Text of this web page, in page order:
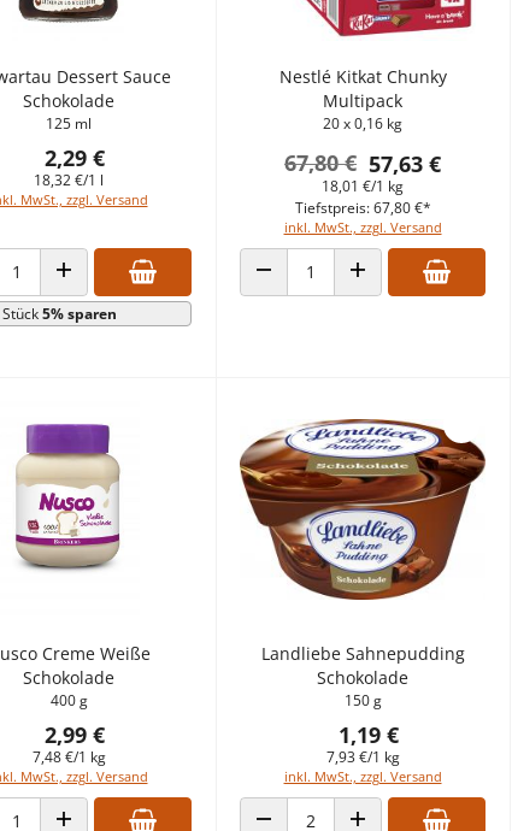
Dessert Sauce
Schokolade
125 ml
2,29 €
18,32 €/1 l
MwSt., zzgl. Versand
VERRINGERN
ANZAHL ERHÖHEN
5% sparen
Nestlé Kitkat Chunky
Multipack
20 x 0,16 kg
57,63 €
67,80 €
18,01 €/1 kg
inkl. MwSt., zzgl. Versand
Tiefstpreis: 67,80 €*
ANZAHL VERRINGERNANZAHL ERHÖHEN
Creme Weiße
Schokolade
400 g
2,99 €
7,48 €/1 kg
MwSt., zzgl. Versand
Landliebe Sahnepudding
Schokolade
150 g
1,19 €
7,93 €/1 kg
inkl. MwSt., zzgl. Versand